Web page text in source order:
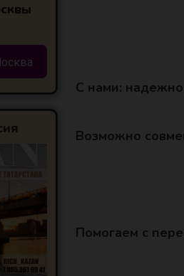
С нами:
Возможно
Помогаем с